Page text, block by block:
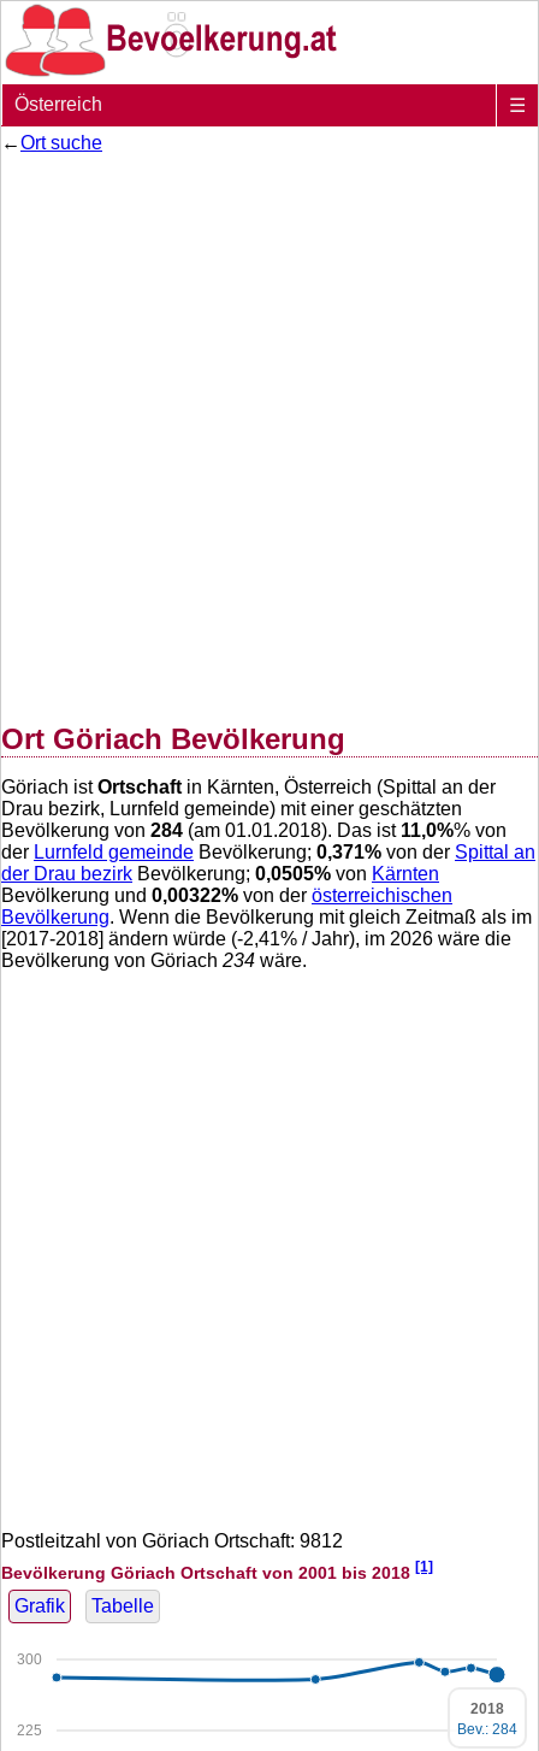
Österreich
☰
←Ort suche
Ort Göriach Bevölkerung
Göriach istOrtschaft in Kärnten, Österreich (Spittal an der
Drau bezirk, Lurnfeld gemeinde) mit einer geschätzten
Bevölkerung von 284 (am 01.01.2018). Das ist 11,0%% von
der Lurnfeld gemeinde Bevölkerung; 0,371% von der Spittal an
der Drau bezirk Bevölkerung; 0,0505% von Kärnten
Bevölkerung und 0,00322% von der österreichischen
Bevölkerung. Wenn die Bevölkerung mit gleich Zeitmaß als im
[2017-2018] ändern würde (-2,41% / Jahr), im 2026 wäre die
Bevölkerung von Göriach 234 wäre.
Postleitzahl von Göriach Ortschaft: 9812
Bevölkerung Göriach Ortschaft von 2001 bis 2018 [1]
Grafik Tabelle
225
300
2018
Bev.: 284